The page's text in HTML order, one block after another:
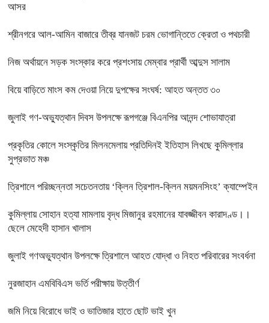
আসর
শ্রীনগরে আল-আমিন বাজারে তীব্র যানজট চরম ভোগান্তিতে ক্রেতা ও পথচারী
নিজ অর্থায়নে সড়ক সংস্কার করে প্রশংসায় মেম্বার প্রার্থী আব্দুস সালাম
বিয়ে বাড়িতে মাংস কম দেওয়া নিয়ে দুপক্ষের সংঘর্ষ: আহত অন্তত ৩০ ​
জুলাই গণ-অভ্যুত্থান দিবস উপলক্ষে রূপগঞ্জে বিএনপির আনন্দ শোভাযাত্রা
প্রকৃতির কোলে সংস্কৃতির মিলনমেলায় প্রতিদিনই ইতিহাস লিখছে কুমিল্লার
সুপ্রভাত মঞ্চ
ত্রিশালে পরিচ্ছন্নতা সচেতনতায় ‘ক্লিন ত্রিশাল-ক্লিন ময়মনসিংহ’ ক্যাম্পেইন
কুমিল্লায় সোহান হত্যা মামলায় বৃদ্ধ মিজানুর রহমানের যাবজ্জীবন কারাদণ্ড।।
ছেলে মেহেদী হাসান খালাস
জুলাই গণঅভ্যুত্থান উপলক্ষে ত্রিশালে আহত যোদ্ধা ও নিহত পরিবারের সংবর্ধনা
নুরজাহান এমবিবিএস ভর্তি পরীক্ষায় উত্তীর্ণ
জমি নিয়ে বিরোধে ভাই ও ভাতিজার হাতে ছোট ভাই খুন